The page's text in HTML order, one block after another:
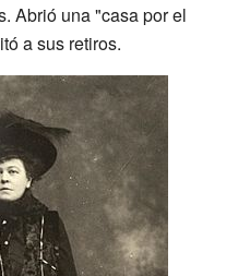
Abrió una "casa por el
a sus retiros.